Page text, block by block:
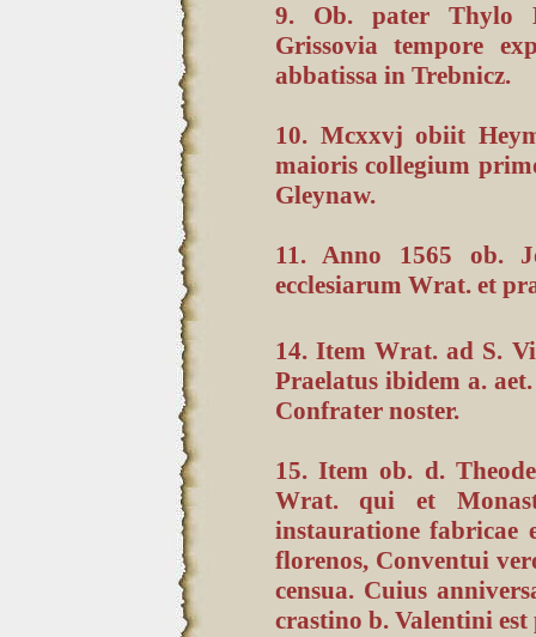
9. Ob. pater Thylo
Grissovia tempore
abbatissa in Trebnicz.
10. Mcxxvj obiit
maioris collegium
Gleynaw.
11. Anno 1565 ob.
ecclesiarum Wrat. et
14. Item Wrat. ad S.
Praelatus ibidem a.
Confrater noster.
15. Item ob. d.
Wrat. qui et
instauratione fabricae
florenos, Conventui
censua. Cuius
crastino b. Valentini